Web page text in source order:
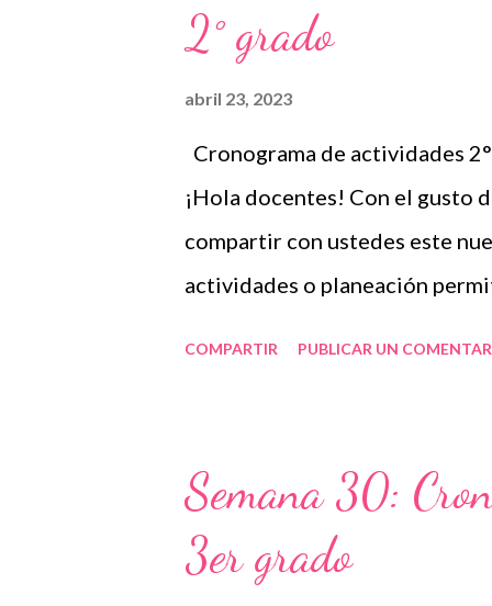
individual. Por estas razones,
que se divide por asignaturas,
evaluación y actividades por
utilidad de acuerdo al grado
Esperamos que lo que les
a los autore...
2° grado
abril 23, 2023
Cronograma de actividades
¡Hola docentes! Con el gusto
compartir con ustedes este
actividades o planeación
Educación Pública, el contexto
individual. Por estas razones,
que se divide por asignaturas,
COMPARTIR PUBLICAR UN
Semana 30:
3er grado